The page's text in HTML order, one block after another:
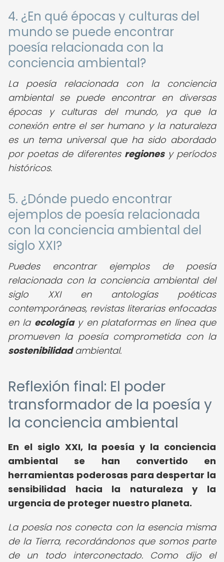
4. ¿En qué épocas y culturas del
mundo se puede encontrar
poesía relacionada con la
conciencia ambiental?
La poesía relacionada con la conciencia
ambiental se puede encontrar en diversas
épocas y culturas del mundo, ya que la
conexión entre el ser humano y la naturaleza
es un tema universal que ha sido abordado
por poetas de diferentes regionesy períodos
históricos.
5. ¿Dónde puedo encontrar
ejemplos de poesía relacionada
con la conciencia ambiental del
siglo XXI?
Puedes encontrar ejemplos de poesía
relacionada con la conciencia ambiental del
siglo XXI en antologías poéticas
contemporáneas, revistas literarias enfocadas
en la ecologíay en plataformas en línea que
promueven la poesía comprometida con la
sostenibilidadambiental.
Reflexión final: El poder
transformador de la poesía y
la conciencia ambiental
En el siglo XXI, la poesía y la conciencia
ambiental se han convertido en
herramientas poderosas para despertar la
sensibilidad hacia la naturaleza y la
urgencia de proteger nuestro planeta.
La poesía nos conecta con la esencia misma
de la Tierra, recordándonos que somos parte
de un todo interconectado. Como dijo el